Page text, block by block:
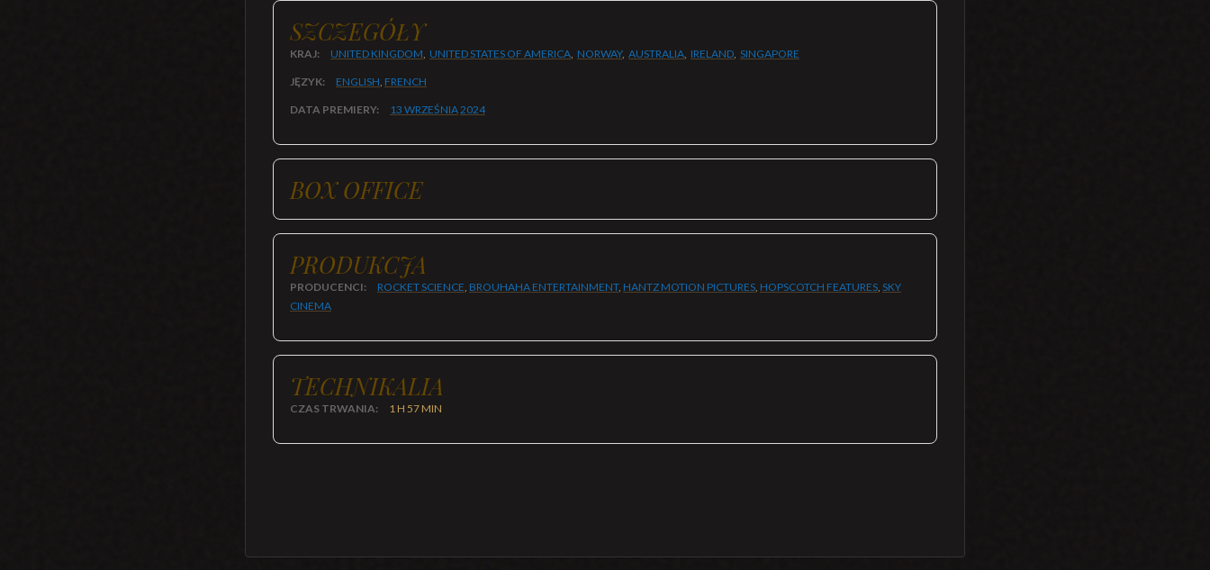
SZCZEGÓŁY
KRAJ: UNITED KINGDOM, UNITED STATES OF AMERICA, NORWAY, AUSTRALIA, IRELAND, SINGAPORE
JĘZYK: ENGLISH, FRENCH
DATA PREMIERY: 13 WRZEŚNIA2024
BOX OFFICE
PRODUKCJA
PRODUCENCI: ROCKET SCIENCE, BROUHAHA ENTERTAINMENT, HANTZ MOTION PICTURES, HOPSCOTCH FEATURES, SKY
CINEMA
TECHNIKALIA
CZAS TRWANIA: 1 H 57 MIN